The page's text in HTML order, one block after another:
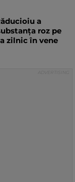
a
roz pe
zilnic în vene